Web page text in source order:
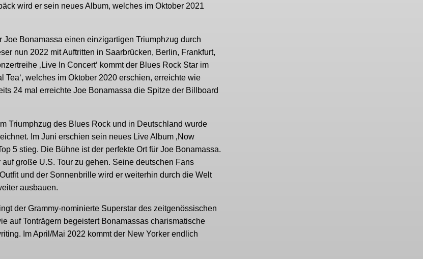
wird er sein neues Album, welches im Oktober 2021
Bonamassa einen einzigartigen Triumphzug durch
nun 2022 mit Auftritten in Saarbrücken, Berlin, Frankfurt,
‚Live In Concert‘ kommt der Blues Rock Star im
welches im Oktober 2020 erschien, erreichte wie
24 mal erreichte Joe Bonamassa die Spitze der Billboard
Triumphzug des Blues Rock und in Deutschland wurde
Im Juni erschien sein neues Live Album ‚Now
5 stieg. Die Bühne ist der perfekte Ort für Joe Bonamassa.
große U.S. Tour zu gehen. Seine deutschen Fans
und der Sonnenbrille wird er weiterhin durch die Welt
ausbauen.
der Grammy-nominierte Superstar des zeitgenössischen
auf Tonträgern begeistert Bonamassas charismatische
Im April/Mai 2022 kommt der New Yorker endlich